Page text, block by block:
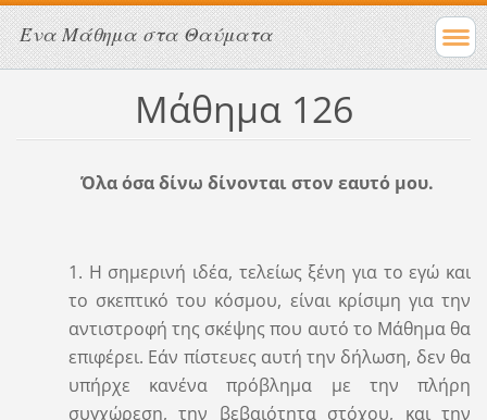
Ένα Μάθημα στα Θαύματα
Μάθημα 126
Όλα όσα δίνω δίνονται στον εαυτό μου.
1. Η σημερινή ιδέα, τελείως ξένη για το εγώ και
το σκεπτικό του κόσμου, είναι κρίσιμη για την
αντιστροφή της σκέψης που αυτό το Μάθημα θα
επιφέρει. Εάν πίστευες αυτή την δήλωση, δεν θα
υπήρχε κανένα πρόβλημα με την πλήρη
συγχώρεση, την βεβαιότητα στόχου, και την